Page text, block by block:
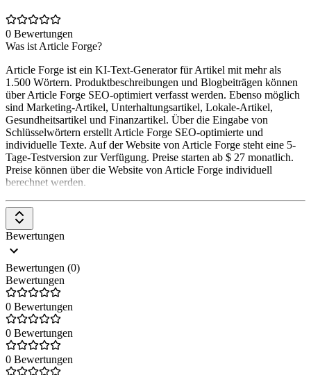
0 Bewertungen
Was ist Article Forge?
Article Forge ist ein KI-Text-Generator für Artikel mit mehr als
1.500 Wörtern. Produktbeschreibungen und Blogbeiträgen können
über Article Forge SEO-optimiert verfasst werden. Ebenso möglich
sind Marketing-Artikel, Unterhaltungsartikel, Lokale-Artikel,
Gesundheitsartikel und Finanzartikel. Über die Eingabe von
Schlüsselwörtern erstellt Article Forge SEO-optimierte und
individuelle Texte. Auf der Website von Article Forge steht eine 5-
Tage-Testversion zur Verfügung. Preise starten ab $ 27 monatlich.
Preise können über die Website von Article Forge individuell
berechnet werden.
Bewertungen
Bewertungen (0)
Bewertungen
0 Bewertungen
0 Bewertungen
0 Bewertungen